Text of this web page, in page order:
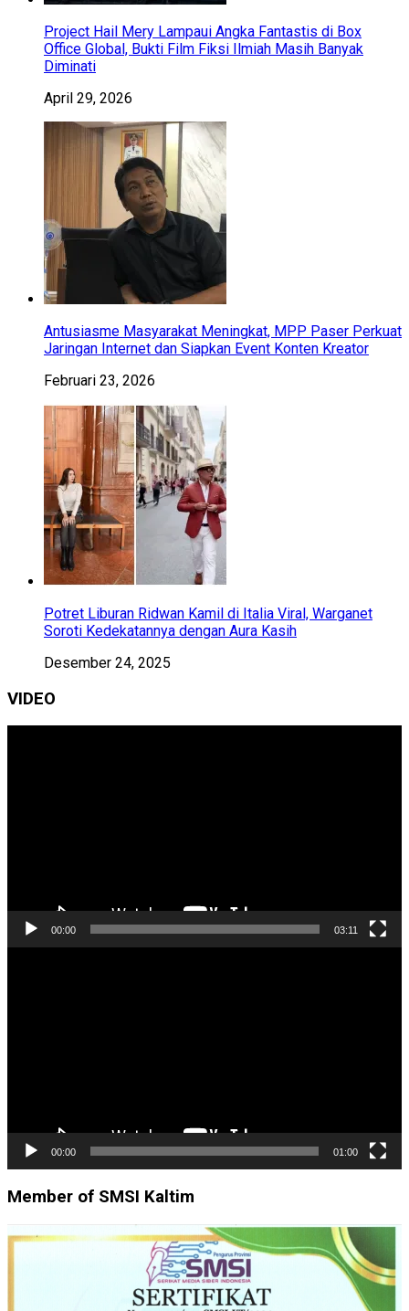
Project Hail Mery Lampaui Angka Fantastis di Box
Office Global, Bukti Film Fiksi Ilmiah Masih Banyak
Diminati
April 29, 2026
Antusiasme Masyarakat Meningkat, MPP Paser Perkuat
Jaringan Internet dan Siapkan Event Konten Kreator
Februari 23, 2026
Potret Liburan Ridwan Kamil di Italia Viral, Warganet
Soroti Kedekatannya dengan Aura Kasih
Desember 24, 2025
VIDEO
00:00 03:11
00:00 01:00
Member of SMSI Kaltim